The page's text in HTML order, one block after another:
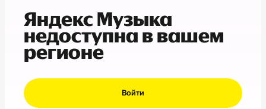
Яндекс Музыка
недоступна в вашем
регионе
Войти